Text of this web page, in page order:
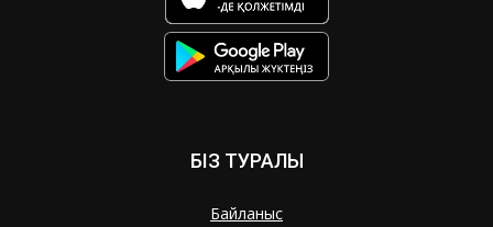
БІЗ ТУРАЛЫ
Байланыс